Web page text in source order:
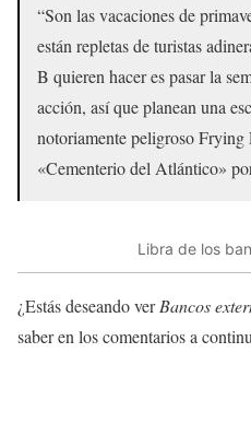
“Son las vacaciones de
están repletas de turistas
B quieren hacer es pasar la
acción, así que planean una
notoriamente peligroso Frying
«Cementerio del Atlántico»
Libra de los
¿Estás deseando verBancos
saber en los comentarios a